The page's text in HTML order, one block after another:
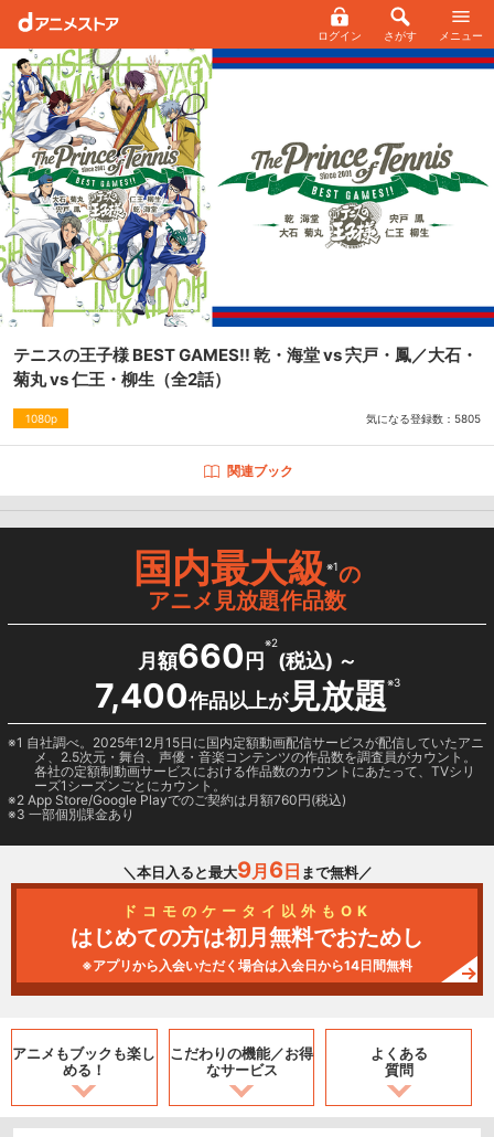
ログイン さがす メニュー
テニスの王子様 BEST GAMES!! 乾・海堂 vs 宍戸・鳳／大石・
菊丸 vs 仁王・柳生 （全2話）
1080p 気になる登録数： 5805
関連ブック
国内最大級※1の
アニメ見放題作品数
月額660 円
※2
(税込) ～
7,400作品以上が見放題※3
1 自社調べ。2025年12月15日に国内定額動画配信サービスが配信していたアニ
メ、2.5次元・舞台、声優・音楽コンテンツの作品数を調査員がカウント。
各社の定額制動画サービスにおける作品数のカウントにあたって、TVシリ
ーズ1シーズンごとにカウント。
2 App Store/Google Playでのご契約は月額760円(税込)
3 一部個別課金あり
＼本日入ると最大9月 6日 まで無料／
ドコモのケータイ以外もOK
はじめての方は初月無料でおためし
※アプリから入会いただく場合は入会日から14日間無料
アニメもブックも楽し
める！
こだわりの機能／お得
なサービス
よくある
質問